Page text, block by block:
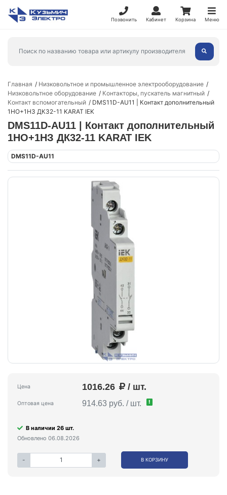
Позвонить Кабинет Корзина Меню
Главная
Низковольтное и промышленное электрооборудование
Низковольтное оборудование
Контакторы, пускатель магнитный
Контакт вспомогательный
DMS11D-AU11 | Контакт дополнительный
1НО+1НЗ ДК32-11 KARAT IEK
DMS11D-AU11 | Контакт дополнительный
1НО+1НЗ ДК32-11 KARAT IEK
DMS11D-AU11
Цена 1016.26 / шт.
Оптовая цена 914.63 руб. / шт. !
В наличии 26 шт.
Обновлено 06.08.2026
- + В КОРЗИНУ